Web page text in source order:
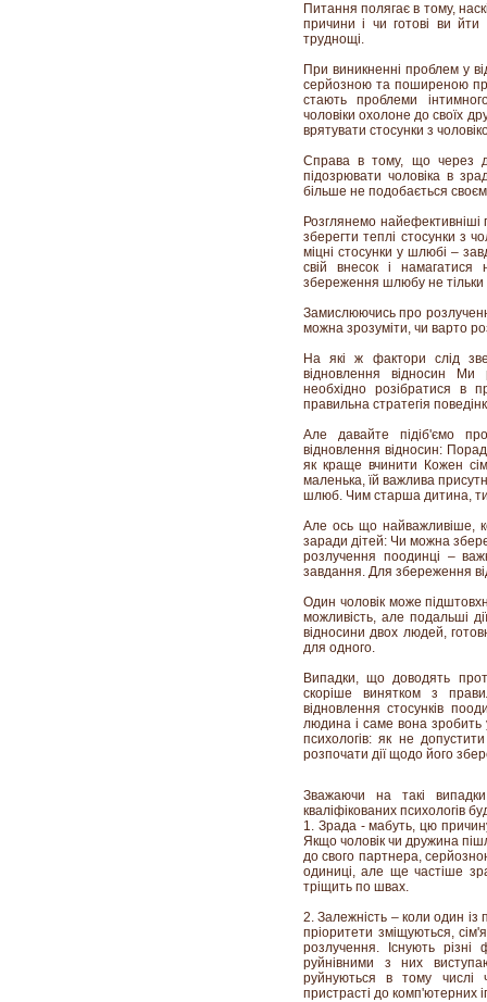
Питання полягає в тому,
причини і чи готові ви
труднощі.
При виникненні проблем у
серйозною та поширеною
стають проблеми
чоловіки охолоне до своїх
врятувати стосунки з
Справа в тому, що через
підозрювати чоловіка в
більше не подобається
Розглянемо найефективніші
зберегти теплі стосунки
міцні стосунки у шлюбі –
свій внесок і намагатися
збереження шлюбу не тільки
Замислюючись про
можна зрозуміти, чи варто
На які ж фактори слід
відновлення відносин Ми
необхідно розібратися в
правильна стратегія
Але давайте підіб'ємо
відновлення відносин:
як краще вчинити Кожен
маленька, їй важлива
шлюб. Чим старша дитина,
Але ось що найважливіше,
заради дітей: Чи можна
розлучення поодинці –
завдання. Для збереження
Один чоловік може
можливість, але подальші
відносини двох людей,
для одного.
Випадки, що доводять
скоріше винятком з
відновлення стосунків
людина і саме вона
психологів: як не
розпочати дії щодо його
Зважаючи на такі
кваліфікованих психологів
1. Зрада - мабуть, цю
Якщо чоловік чи дружина
до свого партнера,
одиниці, але ще частіше
тріщить по швах.
2. Залежність – коли один із
пріоритети зміщуються,
розлучення. Існують
руйнівними з них
руйнуються в тому числі
пристрасті до комп'ютерних